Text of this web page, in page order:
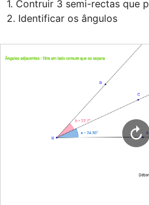
Entrar
1. Contruir 3 semi-rectas que
2. Identificar os ângulos